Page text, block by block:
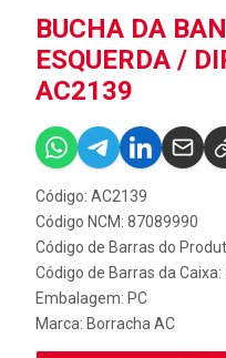
BUCHA DA
ESQUERDA /
AC2139
Código: AC2139
Código NCM: 87089990
Código de Barras do
Código de Barras da
Embalagem: PC
Marca: Borracha AC